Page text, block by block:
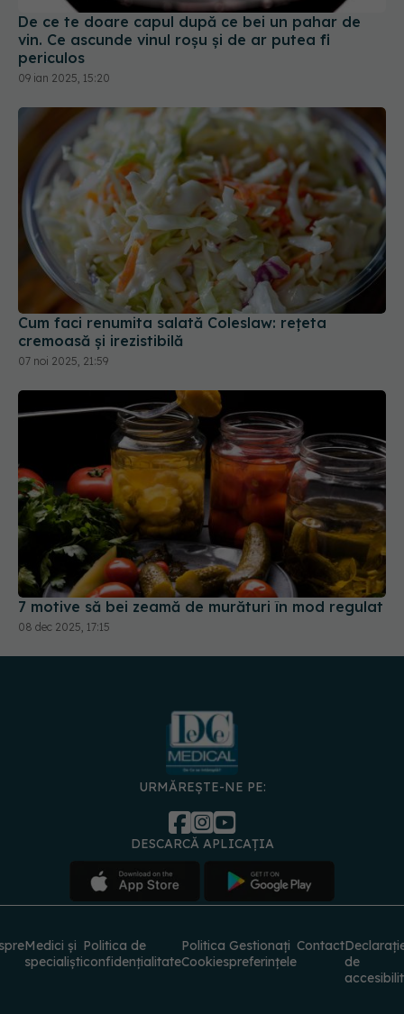
De ce te doare capul după ce bei un pahar de
vin. Ce ascunde vinul roșu și de ar putea fi
periculos
09 ian 2025, 15:20
Cum faci renumita salată Coleslaw: rețeta
cremoasă și irezistibilă
07 noi 2025, 21:59
7 motive să bei zeamă de murături în mod regulat
08 dec 2025, 17:15
URMĂREȘTE-NE PE:
DESCARCĂ APLICAȚIA
Medici și
specialiști
Politica de
confidențialitate
Politica
Cookies
Gestionați
preferințele
Contact
de